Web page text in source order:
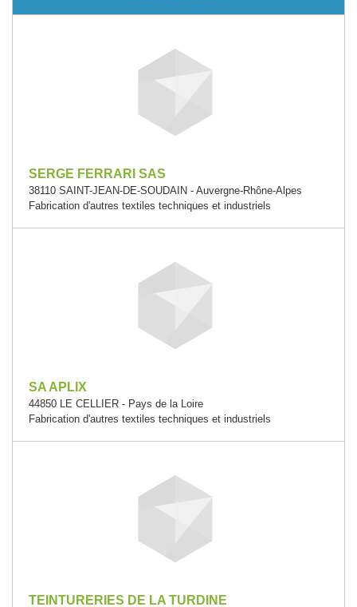
SERGE FERRARI SAS
38110 SAINT-JEAN-DE-SOUDAIN - Auvergne-Rhône-Alpes
Fabrication d'autres textiles techniques et industriels
SA APLIX
44850 LE CELLIER - Pays de la Loire
Fabrication d'autres textiles techniques et industriels
TEINTURERIES DE LA TURDINE